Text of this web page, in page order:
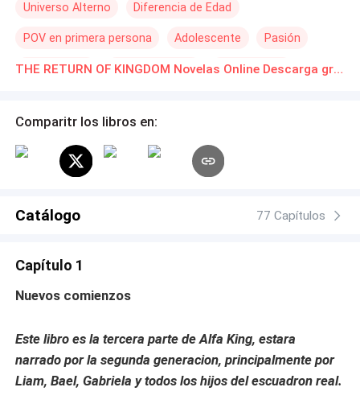
responsabilidades de ser los futuros gobernantes,
Universo Alterno Diferencia de Edad
POV en primera persona Adolescente Pasión
Secretario/a Amor Prohibido Brujo / Mago THE RETURN OF KINGDOM Novelas Online Descarga gratuita de PDF
Comparitr los libros en:
Catálogo 77 Capítulos
Capítulo 1
Nuevos comienzos
Este libro es la tercera parte de Alfa King, estara
narrado por la segunda generacion, principalmente por
Liam, Bael, Gabriela y todos los hijos del escuadron real.